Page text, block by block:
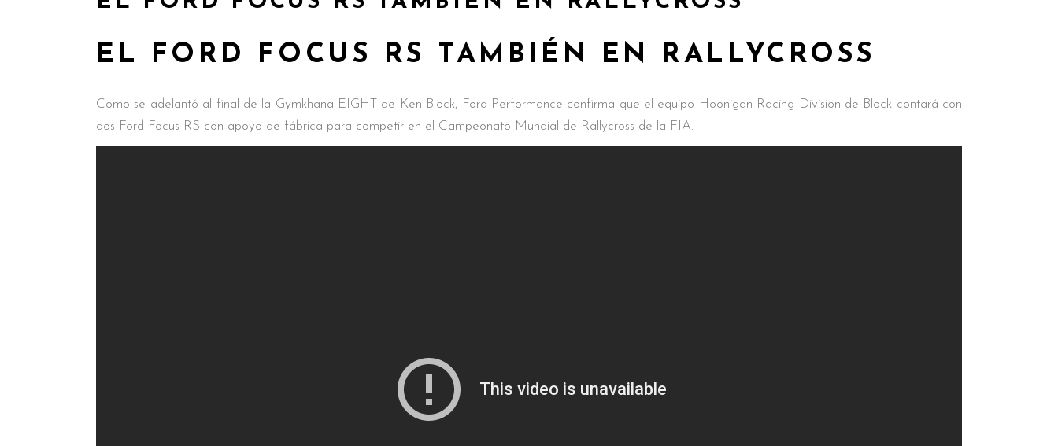
EL FORD FOCUS RS TAMBIÉN EN RALLYCROSS
Como se adelantó al final de la Gymkhana EIGHT de Ken Block, Ford Performance confirma que el equipo Hoonigan Racing Division de Block contará con
dos Ford Focus RS con apoyo de fábrica para competir en el Campeonato Mundial de Rallycross de la FIA.